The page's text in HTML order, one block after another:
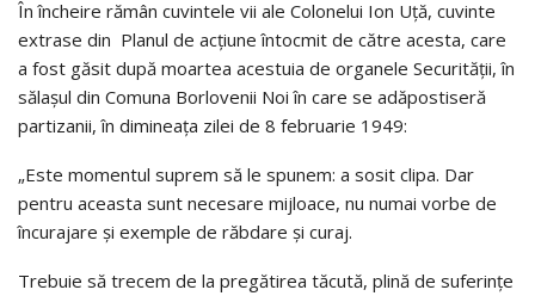
În încheire rămân cuvintele vii ale Colonelui Ion Uță, cuvinte
extrase din Planul de acțiune întocmit de către acesta, care
a fost găsit după moartea acestuia de organele Securității, în
sălașul din Comuna Borlovenii Noi în care se adăpostiseră
partizanii, în dimineața zilei de 8 februarie 1949:
„Este momentul suprem să le spunem: a sosit clipa. Dar
pentru aceasta sunt necesare mijloace, nu numai vorbe de
încurajare și exemple de răbdare și curaj.
Trebuie să trecem de la pregătirea tăcută, plină de suferințe